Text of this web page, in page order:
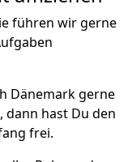
führen wir gerne
Dänemark gerne
dann hast Du den
frei.